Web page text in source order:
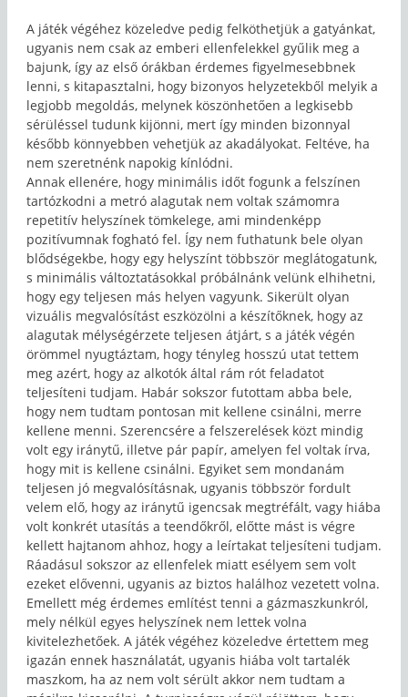
A játék végéhez közeledve pedig felköthetjük a gatyánkat,
ugyanis nem csak az emberi ellenfelekkel gyűlik meg a
bajunk, így az első órákban érdemes figyelmesebbnek
lenni, s kitapasztalni, hogy bizonyos helyzetekből melyik a
legjobb megoldás, melynek köszönhetően a legkisebb
sérüléssel tudunk kijönni, mert így minden bizonnyal
később könnyebben vehetjük az akadályokat. Feltéve, ha
nem szeretnénk napokig kínlódni.
Annak ellenére, hogy minimális időt fogunk a felszínen
tartózkodni a metró alagutak nem voltak számomra
repetitív helyszínek tömkelege, ami mindenképp
pozitívumnak fogható fel. Így nem futhatunk bele olyan
blődségekbe, hogy egy helyszínt többször meglátogatunk,
s minimális változtatásokkal próbálnánk velünk elhihetni,
hogy egy teljesen más helyen vagyunk. Sikerült olyan
vizuális megvalósítást eszközölni a készítőknek, hogy az
alagutak mélységérzete teljesen átjárt, s a játék végén
örömmel nyugtáztam, hogy tényleg hosszú utat tettem
meg azért, hogy az alkotók által rám rót feladatot
teljesíteni tudjam. Habár sokszor futottam abba bele,
hogy nem tudtam pontosan mit kellene csinálni, merre
kellene menni. Szerencsére a felszerelések közt mindig
volt egy iránytű, illetve pár papír, amelyen fel voltak írva,
hogy mit is kellene csinálni. Egyiket sem mondanám
teljesen jó megvalósításnak, ugyanis többször fordult
velem elő, hogy az iránytű igencsak megtréfált, vagy hiába
volt konkrét utasítás a teendőkről, előtte mást is végre
kellett hajtanom ahhoz, hogy a leírtakat teljesíteni tudjam.
Ráadásul sokszor az ellenfelek miatt esélyem sem volt
ezeket elővenni, ugyanis az biztos halálhoz vezetett volna.
Emellett még érdemes említést tenni a gázmaszkunkról,
mely nélkül egyes helyszínek nem lettek volna
kivitelezhetőek. A játék végéhez közeledve értettem meg
igazán ennek használatát, ugyanis hiába volt tartalék
maszkom, ha az nem volt sérült akkor nem tudtam a